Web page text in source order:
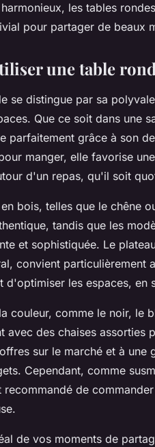
les tables
pour partager de beaux
une table
se distingue par sa
Que ce soit dans une
parfaitement grâce à son
manger, elle favorise
d'un repas, qu'il soit
bois, telles que le chêne
tandis que les
et sophistiquée. Le
convient particulièrement
d'optimiser les espaces, en
couleur, comme le noir, le
avec des chaises assorties
sur le marché et à
Cependant, comme
recommandé de
de vos moments de